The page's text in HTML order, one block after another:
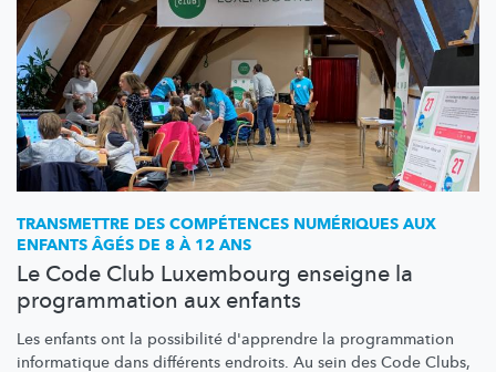
TRANSMETTRE DES COMPÉTENCES NUMÉRIQUES AUX
ENFANTS ÂGÉS DE 8 À 12 ANS
Le Code Club Luxembourg enseigne la
programmation aux enfants
Les enfants ont la possibilité d'apprendre la programmation
informatique dans différents endroits. Au sein des Code Clubs,